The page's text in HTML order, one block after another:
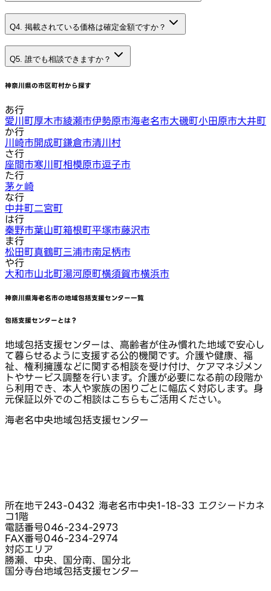
Q4. 掲載されている価格は確定金額ですか？
Q5. 誰でも相談できますか？
神奈川県の市区町村から探す
あ行
愛川町厚木市綾瀬市伊勢原市海老名市大磯町小田原市大井町
か行
川崎市開成町鎌倉市清川村
さ行
座間市寒川町相模原市逗子市
た行
茅ヶ崎
な行
中井町二宮町
は行
秦野市葉山町箱根町平塚市藤沢市
ま行
松田町真鶴町三浦市南足柄市
や行
大和市山北町湯河原町横須賀市横浜市
神奈川県海老名市の地域包括支援センター一覧
包括支援センターとは？
地域包括支援センターは、高齢者が住み慣れた地域で安心し
て暮らせるように支援する公的機関です。介護や健康、福
祉、権利擁護などに関する相談を受け付け、ケアマネジメン
トやサービス調整を行います。介護が必要になる前の段階か
ら利用でき、本人や家族の困りごとに幅広く対応します。身
元保証以外でのご相談はこちらもご活用ください。
海老名中央地域包括支援センター
所在地〒243-0432 海老名市中央1-18-33 エクシードカネ
コ1階
電話番号046-234-2973
FAX番号046-234-2974
対応エリア
勝瀬、中央、国分南、国分北
国分寺台地域包括支援センター